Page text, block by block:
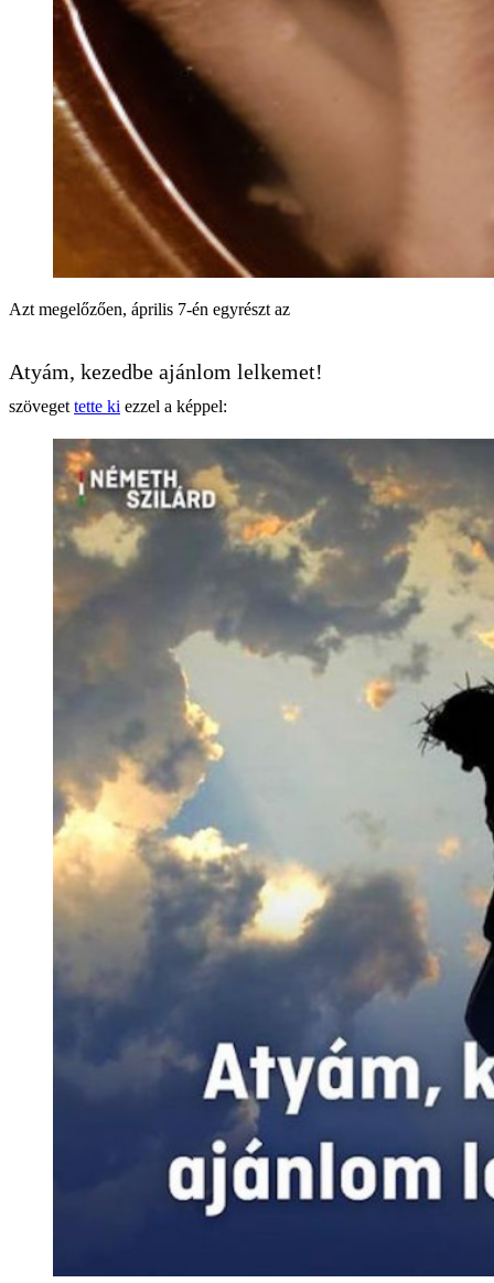
Azt megelőzően, április 7-én egyrészt az
Atyám, kezedbe ajánlom lelkemet!
szöveget tette ki ezzel a képpel: